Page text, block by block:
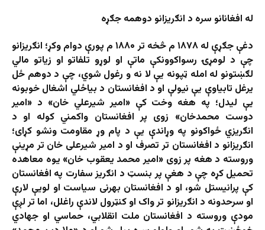
له افغانانو سره د انګریزانو دوهمه جګړه
دغې جګړې له ۱۸۷۸ م څخه تر ۱۸۸۰ م پورې دوام وکړ؛ انګریزانو
چې د لومړۍ رسواکوونکې ماتې او لوړو تلفاتو او زیاتو مالي
لګښتونو له امله ټپونه یې لا نه و رغول شوي، چې د دوهم ځل
یرغل تابیاوې یې نیولې او د افغانستان د بیاځلي اشغال خوبونه
یې لیدل؛ په هغه وخت کې «امیر شیرعلي خان» د «امیر
دوست محمدخان» زوی پر افغانستان واکمني کوله او د
انګریزي ځواکونو په وړاندې یې د پام وړ مقاومت ونشو کړای؛
انګریزانو د افغانستان تر تصرف او د امیر شیرعلی خان تر مړینې
وروسته د هغه پر زوی «امیر محمد یعقوب خان» یوه معاهده
تحمیل کړه چې د هغې پر بنسټ د انګریز سفارت په افغانستان
کې پرانیستل شو، او د افغانستان بهرنی سیاست او لویې لارې
او سرحدونه د انګریزانو تر واک او کنټرول لاندې راغلل، اما تر لږې
مودې وروسته د افغانستان ملت انقلابي، حماسي او جهادي